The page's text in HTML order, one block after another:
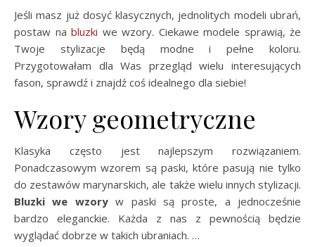
Jeśli masz już dosyć klasycznych, jednolitych modeli ubrań,
postaw na bluzki we wzory. Ciekawe modele sprawią, że
Twoje stylizacje będą modne i pełne koloru.
Przygotowałam dla Was przegląd wielu interesujących
fason, sprawdź i znajdź coś idealnego dla siebie!
Wzory geometryczne
Klasyka często jest najlepszym rozwiązaniem.
Ponadczasowym wzorem są paski, które pasują nie tylko
do zestawów marynarskich, ale także wielu innych stylizacji.
Bluzki we wzoryw paski są proste, a jednocześnie
bardzo eleganckie. Każda z nas z pewnością będzie
wyglądać dobrze w takich ubraniach. …